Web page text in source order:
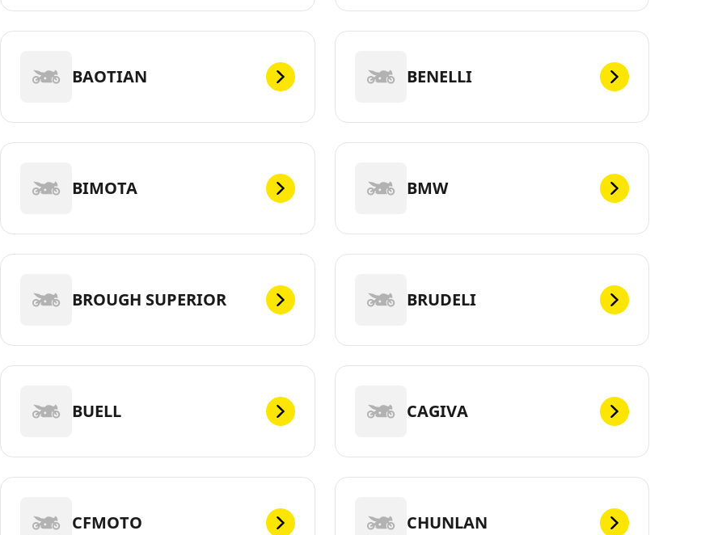
BAOTIAN BENELLI
BIMOTA BMW
BROUGH SUPERIOR BRUDELI
BUELL CAGIVA
CFMOTO CHUNLAN